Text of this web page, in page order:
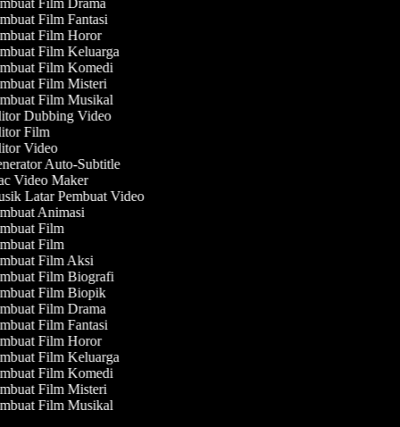
Film Drama
Film Fantasi
Film Horor
Film Keluarga
Film Komedi
Film Misteri
Film Musikal
Dubbing Video
Film
Video
Auto-Subtitle
Video Maker
Latar Pembuat Video
Animasi
Film
Film
Film Aksi
Film Biografi
Film Biopik
Film Drama
Film Fantasi
Film Horor
Film Keluarga
Film Komedi
Film Misteri
Film Musikal